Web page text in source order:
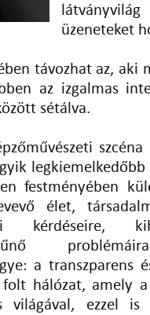
üzeneteket
távozhat az, aki
az izgalmas
sétálva.
szcéna
legkiemelkedőbb
festményében
élet,
kérdéseire,
a transzparens
hálózat, amely
világával, ezzel